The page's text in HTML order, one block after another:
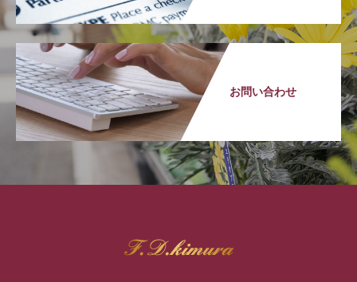
お問い合わせ